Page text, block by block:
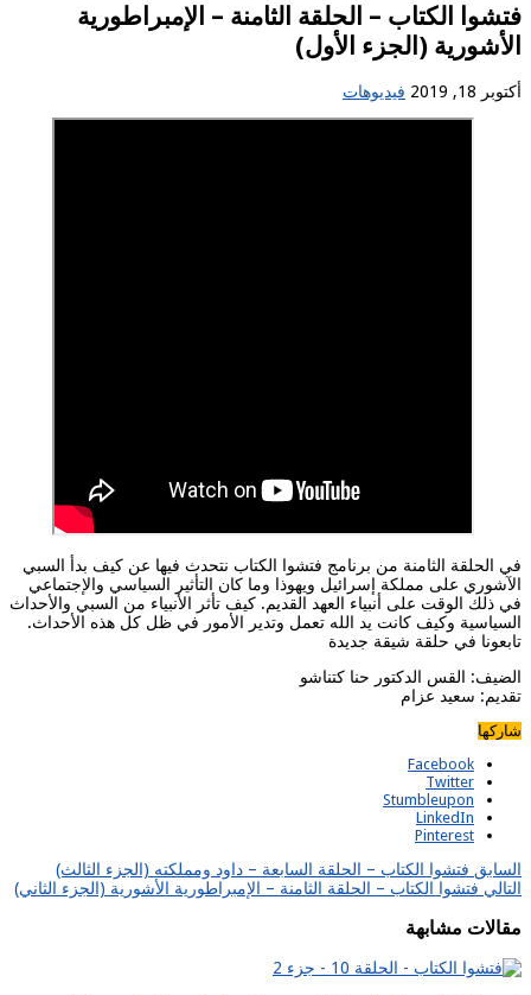
فتشوا الكتاب – الحلقة الثامنة – الإمبراطورية
الأشورية (الجزء الأول)
أكتوبر 18, 2019 فيديوهات
في الحلقة الثامنة من برنامج فتشوا الكتاب نتحدث فيها عن كيف بدأ السبي
الآشوري على مملكة إسرائيل ويهوذا وما كان التأثير السياسي والإجتماعي
في ذلك الوقت على أنبياء العهد القديم. كيف تأثر الأنبياء من السبي والأحداث
السياسية وكيف كانت يد الله تعمل وتدير الأمور في ظل كل هذه الأحداث.
تابعونا في حلقة شيقة جديدة
الضيف: القس الدكتور حنا كتناشو
تقديم: سعيد عزام
شاركها
Facebook
Twitter
Stumbleupon
LinkedIn
Pinterest
السابق فتشوا الكتاب – الحلقة السابعة – داود ومملكته (الجزء الثالث)
التالي فتشوا الكتاب – الحلقة الثامنة – الإمبراطورية الأشورية (الجزء الثاني)
مقالات مشابهة